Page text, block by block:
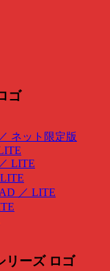
／ ネット限定版
／ LITE
LITE
／ LITE